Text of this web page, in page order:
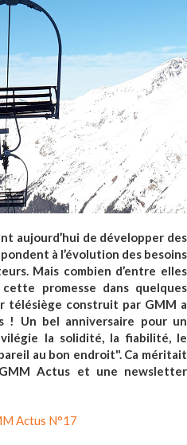
aujourd’hui de développer des
à l’évolution des besoins
Mais combien d’entre elles
promesse dans quelques
télésiège construit par GMM a
! Un bel anniversaire pour un
la solidité, la fiabilité, le
au bon endroit". Ca méritait
Actus et une newsletter
Actus N°17